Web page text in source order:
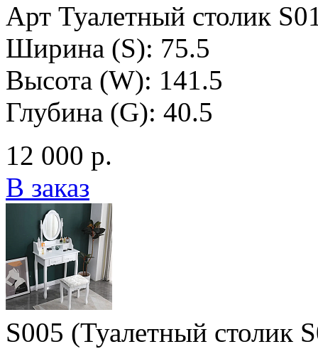
Арт Туалетный столик
Ширина (S): 75.5
Высота (W): 141.5
Глубина (G): 40.5
12 000 р.
В заказ
S005 (Туалетный столик